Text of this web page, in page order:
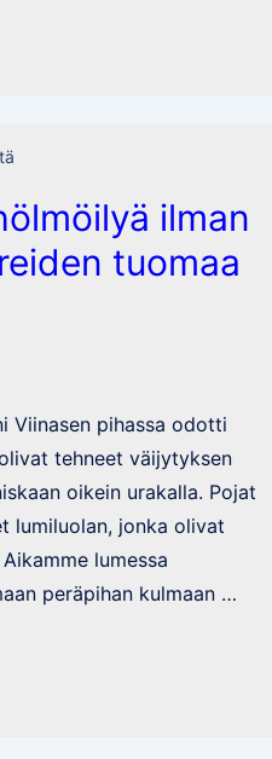
ilman
tuomaa
Viinasen pihassa odotti
tehneet väijytyksen
oikein urakalla. Pojat
lumiluolan, jonka olivat
lumessa
peräpihan kulmaan …